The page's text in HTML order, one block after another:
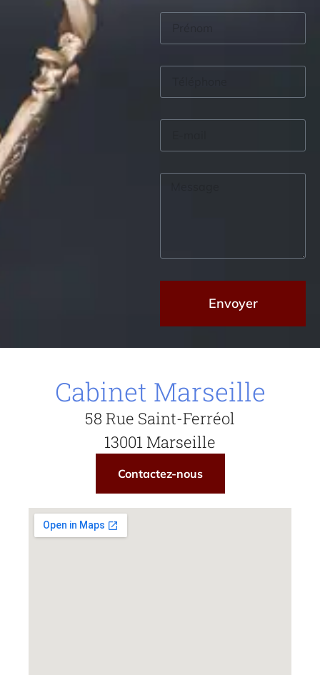
Envoyer
Cabinet Marseille
58 Rue Saint-Ferréol
13001 Marseille
Contactez-nous